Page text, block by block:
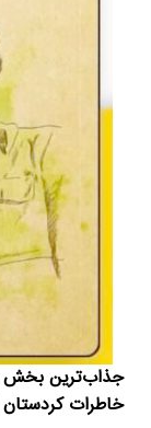
جذاب‌ترین بخش‌
خاطرات